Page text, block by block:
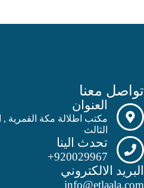
تواصل معنا
العنوان
مكتب اطلالة مكة القمرية ,
الثالث
تحدث الينا
920029967+
البريد الالكتروني
info@etlaala.com